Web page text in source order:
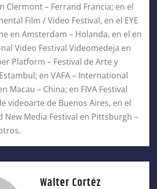
Clermont – Ferrand Francia; en el
Film / Video Festival, en el EYE
en Amsterdam – Holanda, en el en
Video Festival Videomedeja en
Platform – Festival de Arte y
en VAFA – International
Macau – China; en FIVA Festival
videoarte de Buenos Aires, en el
New Media Festival en Pittsburgh –
Walter Cortéz